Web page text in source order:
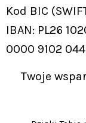
Kod BIC
IBAN: PL26
0000 9102
Twoje